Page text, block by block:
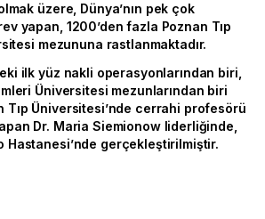
üzere, Dünya’nın pek çok
yapan, 1200’den fazla Poznan Tıp
mezununa rastlanmaktadır.
ilk yüz nakli operasyonlarından biri,
Üniversitesi mezunlarından biri
Tıp Üniversitesi’nde cerrahi profesörü
Dr. Maria Siemionow liderliğinde,
Hastanesi’nde gerçekleştirilmiştir.